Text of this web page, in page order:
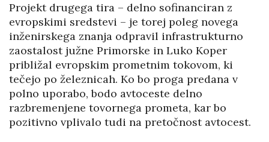
Projekt drugega tira – delno sofinanciran z
evropskimi sredstevi – je torej poleg novega
inženirskega znanja odpravil infrastrukturno
zaostalost južne Primorske in Luko Koper
približal evropskim prometnim tokovom, ki
tečejo po železnicah. Ko bo proga predana v
polno uporabo, bodo avtoceste delno
razbremenjene tovornega prometa, kar bo
pozitivno vplivalo tudi na pretočnost avtocest.